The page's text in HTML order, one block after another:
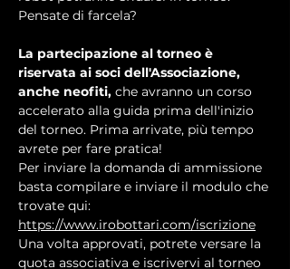
Pensate di farcela?
La partecipazione al torneo è
riservata ai soci dell'Associazione,
anche neofiti, che avranno un corso
accelerato alla guida prima dell'inizio
del torneo. Prima arrivate, più tempo
avrete per fare pratica!
Per inviare la domanda di ammissione
basta compilare e inviare il modulo che
trovate qui:
https://www.irobottari.com/iscrizione
Una volta approvati, potrete versare la
quota associativa e iscrivervi al torneo